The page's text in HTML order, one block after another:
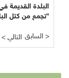
البلدة القديمة
تجمع من كتل الباطون و"الزنكو"
< التالي السابق >